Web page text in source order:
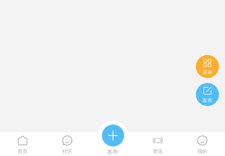

菜单

发布

首页

社区

发布

资讯

我的